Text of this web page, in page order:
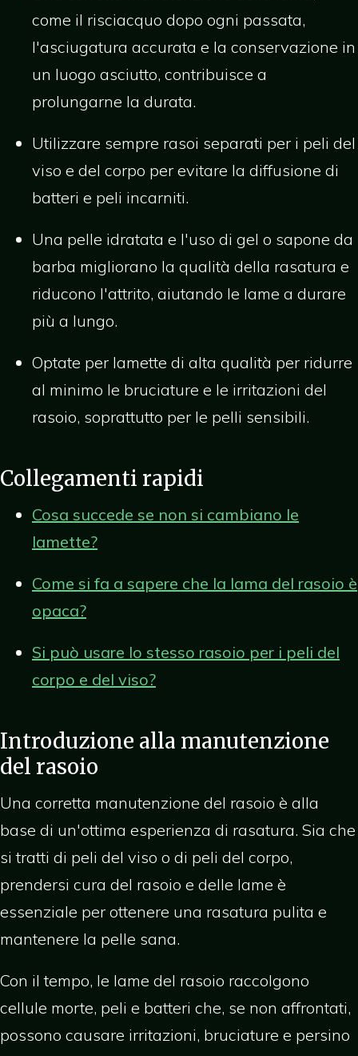
come il risciacquo dopo ogni passata,
l'asciugatura accurata e la conservazione in
un luogo asciutto, contribuisce a
prolungarne la durata.
Utilizzare sempre rasoi separati per i peli del
viso e del corpo per evitare la diffusione di
batteri e peli incarniti.
Una pelle idratata e l'uso di gel o sapone da
barba migliorano la qualità della rasatura e
riducono l'attrito, aiutando le lame a durare
più a lungo.
Optate per lamette di alta qualità per ridurre
al minimo le bruciature e le irritazioni del
rasoio, soprattutto per le pelli sensibili.
Collegamenti rapidi
Cosa succede se non si cambiano le
lamette?
Come si fa a sapere che la lama del rasoio è
opaca?
Si può usare lo stesso rasoio per i peli del
corpo e del viso?
Introduzione alla manutenzione
del rasoio
Una corretta manutenzione del rasoio è alla
base di un'ottima esperienza di rasatura. Sia che
si tratti di peli del viso o di peli del corpo,
prendersi cura del rasoio e delle lame è
essenziale per ottenere una rasatura pulita e
mantenere la pelle sana.
Con il tempo, le lame del rasoio raccolgono
cellule morte, peli e batteri che, se non affrontati,
possono causare irritazioni, bruciature e persino